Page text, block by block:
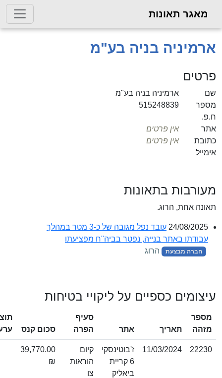
תאונות
בניה בע"מ
ארמיניה בניה בע"מ
515248839
אין פרטים
אין פרטים
בתאונות
אחת, הרוג.
24/08/
עובד נפל מגובה של כ-3 מטר במהלך
באתר בנייה, נפטר בביה"ח מפציעתו
חברה מבצעת הרוג
כספיים על ליקויי בטיחות
תאריך
סעיף
הפרה
סכום קנס
תוצאת
ערעור
11/03/2024
ז'בוטינסקי
6 קריית
ביאליק
קיום
הוראות
39,770.00
₪